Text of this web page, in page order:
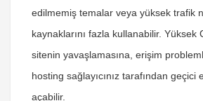
edilmemiş temalar veya yüksek trafik
kaynaklarını fazla kullanabilir. Yüksek
sitenin yavaşlamasına, erişim
hosting sağlayıcınız tarafından geçici
açabilir.